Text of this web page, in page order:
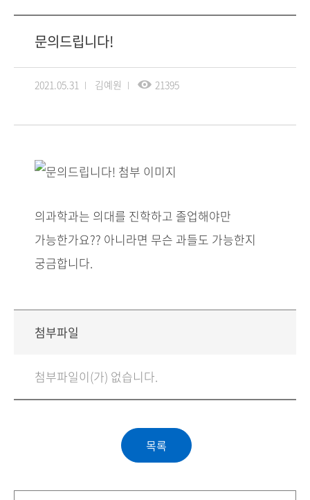
문의드립니다!
2021.05.31 김예원 21395
의과학과는 의대를 진학하고 졸업해야만
가능한가요?? 아니라면 무슨 과들도 가능한지
궁금합니다.
첨부파일
첨부파일이(가) 없습니다.